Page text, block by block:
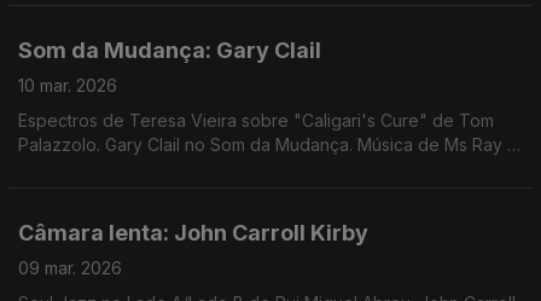
Som da Mudança: Gary Clail
10 mar. 2026
Espectros de Teresa Vieira sobre "Caligari's Cure" de Tom
Palazzolo. Gary Clail no Som da Mudança. Música de Ms Ray &
Câmara lenta: John Carroll Kirby
09 mar. 2026